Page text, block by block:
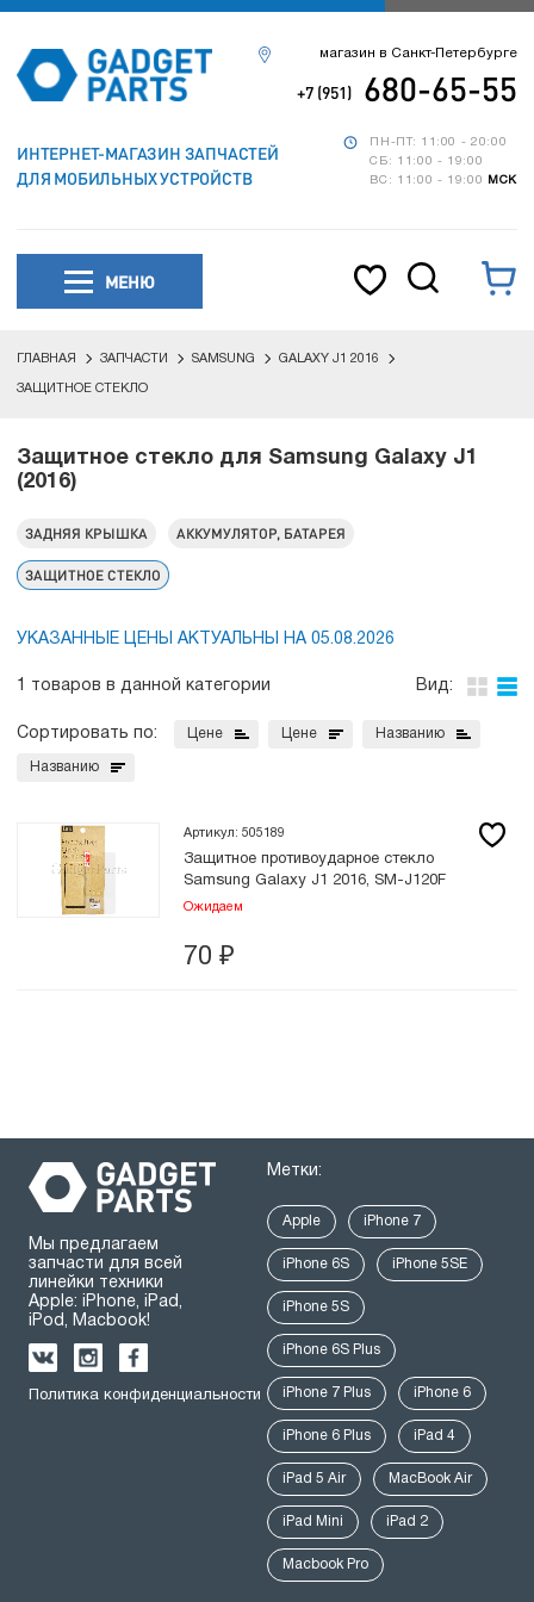
ИНТЕРНЕТ-МАГАЗИН ЗАПЧАСТЕЙ
ДЛЯ МОБИЛЬНЫХ УСТРОЙСТВ
ПН-ПТ: 11:00 - 20:00
СБ: 11:00 - 19:00
ВС: 11:00 - 19:00
МСК
магазин в Санкт-Петербурге
+7 (951) 680-65-55
МЕНЮ
ГЛАВНАЯ ЗАПЧАСТИ SAMSUNG GALAXY J1 2016
ЗАЩИТНОЕ СТЕКЛО
Защитное стекло для Samsung Galaxy J1
(2016)
ЗАДНЯЯ КРЫШКА АККУМУЛЯТОР, БАТАРЕЯ
ЗАЩИТНОЕ СТЕКЛО
УКАЗАННЫЕ ЦЕНЫ АКТУАЛЬНЫ НА 05.08.2026
1 товаров в данной категории Вид:
Сортировать по: Цене Цене Названию
Названию
Артикул: 505189
Защитное противоударное стекло
Samsung Galaxy J1 2016, SM-J120F
Ожидаем
70 ₽
Мы предлагаем
запчасти для всей
линейки техники
Apple: iPhone, iPad,
iPod, Macbook!
Политика конфиденциальности
Метки:
Apple iPhone 7
iPhone 6S iPhone 5SE
iPhone 5S
iPhone 6S Plus
iPhone 7 Plus iPhone 6
iPhone 6 Plus iPad 4
iPad 5 Air MacBook Air
iPad Mini iPad 2
Macbook Pro